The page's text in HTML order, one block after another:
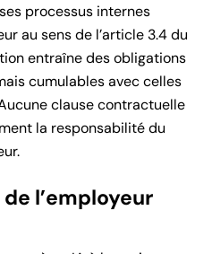
processus internes
au sens de l’article 3.4 du
entraîne des obligations
cumulables avec celles
clause contractuelle
la responsabilité du
l’employeur